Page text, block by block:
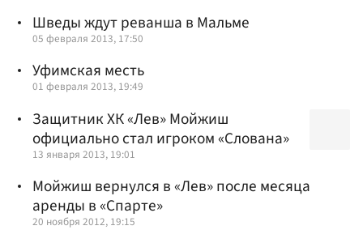
Шведы ждут реванша в Мальме
05 февраля 2013, 17:50
Уфимская месть
01 февраля 2013, 19:49
Защитник ХК «Лев» Мойжиш
официально стал игроком «Слована»
13 января 2013, 19:01
Мойжиш вернулся в «Лев» после месяца
аренды в «Спарте»
20 ноября 2012, 19:15